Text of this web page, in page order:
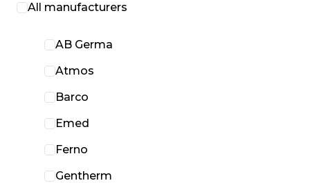
All manufacturers
AB Germa
Atmos
Barco
Emed
Ferno
Gentherm